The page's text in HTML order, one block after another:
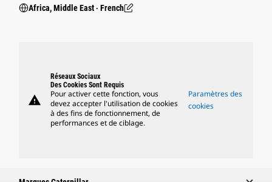
Africa, Middle East ‧ French
warning
Réseaux Sociaux
Des Cookies Sont Requis
Pour activer cette fonction, vous
devez accepter l'utilisation de cookies
à des fins de fonctionnement, de
performances et de ciblage.
Paramètres des
cookies